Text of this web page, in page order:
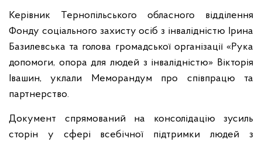
Керівник Тернопільського обласного відділення
Фонду соціального захисту осіб з інвалідністю Ірина
Базилевська та голова громадської організації «Рука
допомоги, опора для людей з інвалідністю» Вікторія
Івашин, уклали Меморандум про співпрацю та
партнерство.
Документ спрямований на консолідацію зусиль
сторін у сфері всебічної підтримки людей з